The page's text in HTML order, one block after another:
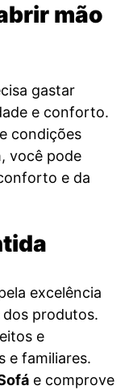
mão
gastar
e conforto.
condições
você pode
e da
excelência
produtos.
e
e familiares.
e comprove